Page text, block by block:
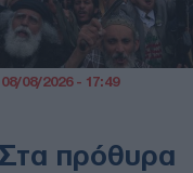
08/08/2026 - 17:49
πρόθυρα